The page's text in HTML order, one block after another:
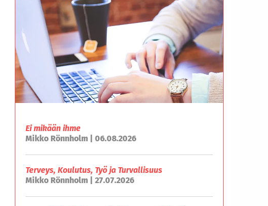
Ei mikään ihme
Mikko Rönnholm | 06.08.2026
Terveys, Koulutus, Työ ja Turvallisuus
Mikko Rönnholm | 27.07.2026